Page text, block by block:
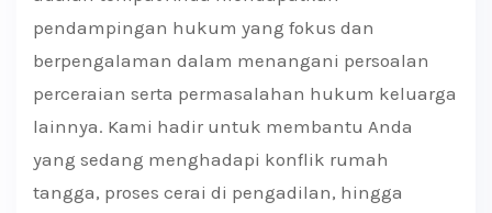
pendampingan hukum yang fokus dan
berpengalaman dalam menangani persoalan
perceraian serta permasalahan hukum keluarga
lainnya. Kami hadir untuk membantu Anda
yang sedang menghadapi konflik rumah
tangga, proses cerai di pengadilan, hingga